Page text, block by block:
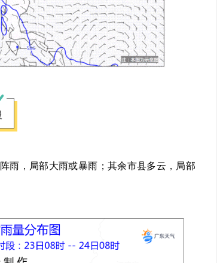
雨，局部大雨或暴雨；其余市县多云，局部